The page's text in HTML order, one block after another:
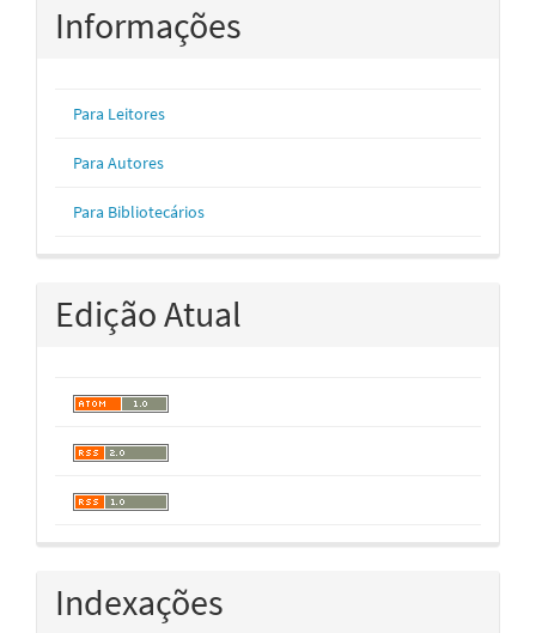
Informações
Para Leitores
Para Autores
Para Bibliotecários
Edição Atual
Indexações